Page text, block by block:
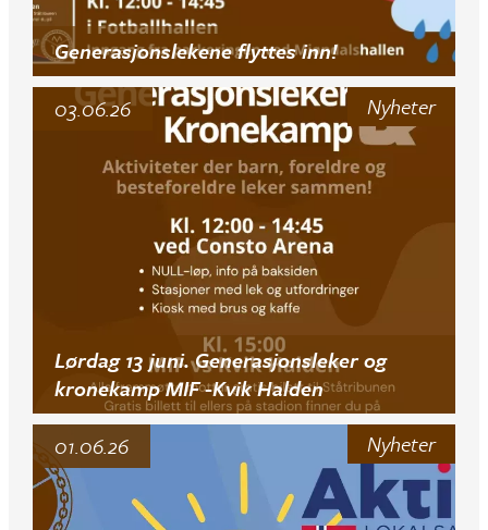
Generasjonslekene flyttes inn!
Nyheter
Lørdag 13 juni. Generasjonsleker og
kronekamp MIF -Kvik Halden
03.06.26
Nyheter
01.06.26